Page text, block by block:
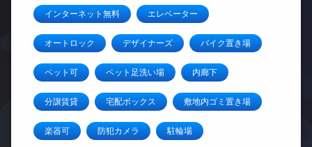
インターネット無料 エレベーター
オートロック デザイナーズ バイク置き場
ペット可 ペット足洗い場 内廊下
分譲賃貸 宅配ボックス 敷地内ゴミ置き場
楽器可 防犯カメラ 駐輪場